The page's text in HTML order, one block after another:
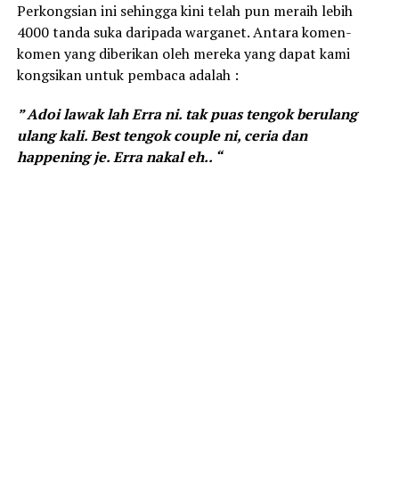
Perkongsian ini sehingga kini telah pun meraih lebih
4000 tanda suka daripada warganet. Antara komen-
komen yang diberikan oleh mereka yang dapat kami
kongsikan untuk pembaca adalah :
” Adoi lawak lah Erra ni. tak puas tengok berulang
ulang kali. Best tengok couple ni, ceria dan
happening je. Erra nakal eh.. “